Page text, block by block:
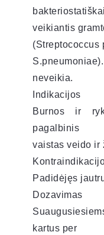
bakteriostatiškai
veikiantis
(Streptococcus
neveikia.
Indikacijos
Burnos ir
pagalbinis
vaistas veido ir
Padidėjęs
Dozavimas
kartus per